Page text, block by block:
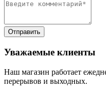
Уважаемые клиенты
Наш магазин работает
перерывов и выходных.